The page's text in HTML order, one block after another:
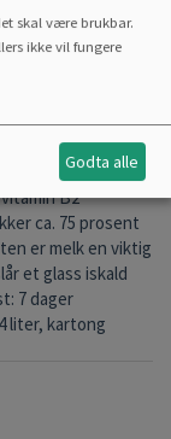
bor. Melk
trenger hver
B2
ca. 75 prosent
er melk en viktig
et glass iskald
7 dager
liter, kartong
skal være brukbar.
ikke vil fungere
Godta alle